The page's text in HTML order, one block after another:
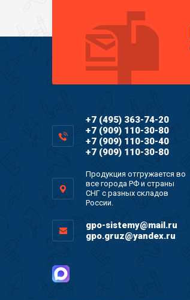
+7 (495) 363-74-20
+7 (909) 110-30-80
+7 (909) 110-30-40
+7 (909) 110-30-80
Продукция отгружается во
все города РФ и страны
СНГ с разных складов
России.
gpo-sistemy@mail.ru
gpo.gruz@yandex.ru